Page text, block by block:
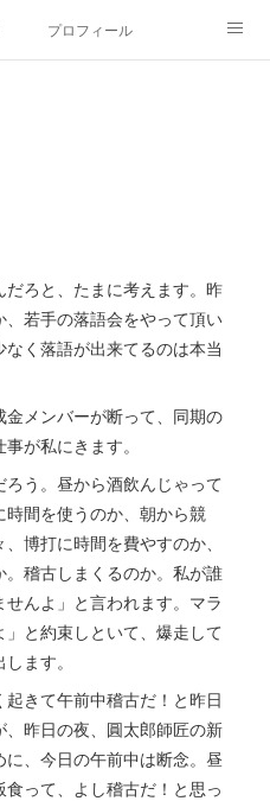
プロフィール
ろと、たまに考えます。昨
若手の落語会をやって頂い
く落語が出来てるのは本当
メンバーが断って、同期の
が私にきます。
う。昼から酒飲んじゃって
間を使うのか、朝から競
博打に時間を費やすのか、
稽古しまくるのか。私が誰
んよ」と言われます。マラ
と約束しといて、爆走して
ます。
きて午前中稽古だ！と昨日
昨日の夜、圓太郎師匠の新
、今日の午前中は断念。昼
って、よし稽古だ！と思っ